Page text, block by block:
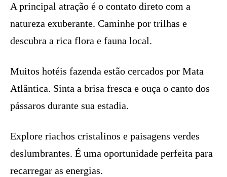
A principal atração é o contato direto com a
natureza exuberante. Caminhe por trilhas e
descubra a rica flora e fauna local.
Muitos hotéis fazenda estão cercados por Mata
Atlântica. Sinta a brisa fresca e ouça o canto dos
pássaros durante sua estadia.
Explore riachos cristalinos e paisagens verdes
deslumbrantes. É uma oportunidade perfeita para
recarregar as energias.